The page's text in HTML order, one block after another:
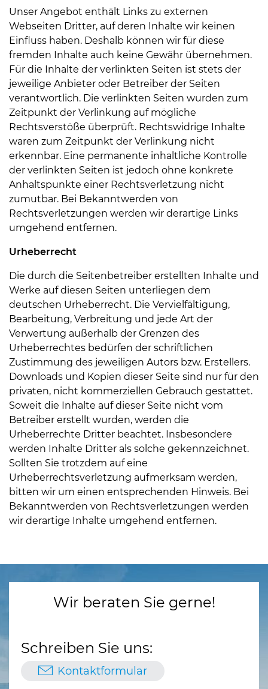
Unser Angebot enthält Links zu externen
Webseiten Dritter, auf deren Inhalte wir keinen
Einfluss haben. Deshalb können wir für diese
fremden Inhalte auch keine Gewähr übernehmen.
Für die Inhalte der verlinkten Seiten ist stets der
jeweilige Anbieter oder Betreiber der Seiten
verantwortlich. Die verlinkten Seiten wurden zum
Zeitpunkt der Verlinkung auf mögliche
Rechtsverstöße überprüft. Rechtswidrige Inhalte
waren zum Zeitpunkt der Verlinkung nicht
erkennbar. Eine permanente inhaltliche Kontrolle
der verlinkten Seiten ist jedoch ohne konkrete
Anhaltspunkte einer Rechtsverletzung nicht
zumutbar. Bei Bekanntwerden von
Rechtsverletzungen werden wir derartige Links
umgehend entfernen.
Urheberrecht
Die durch die Seitenbetreiber erstellten Inhalte und
Werke auf diesen Seiten unterliegen dem
deutschen Urheberrecht. Die Vervielfältigung,
Bearbeitung, Verbreitung und jede Art der
Verwertung außerhalb der Grenzen des
Urheberrechtes bedürfen der schriftlichen
Zustimmung des jeweiligen Autors bzw. Erstellers.
Downloads und Kopien dieser Seite sind nur für den
privaten, nicht kommerziellen Gebrauch gestattet.
Soweit die Inhalte auf dieser Seite nicht vom
Betreiber erstellt wurden, werden die
Urheberrechte Dritter beachtet. Insbesondere
werden Inhalte Dritter als solche gekennzeichnet.
Sollten Sie trotzdem auf eine
Urheberrechtsverletzung aufmerksam werden,
bitten wir um einen entsprechenden Hinweis. Bei
Bekanntwerden von Rechtsverletzungen werden
wir derartige Inhalte umgehend entfernen.
Wir beraten Sie gerne!
Schreiben Sie uns:
Kontaktformular